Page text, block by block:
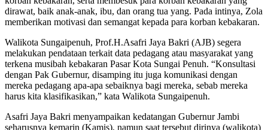
dirawat, baik anak-anak, ibu, dan orang tua yang. Pada intinya, Zola
memberikan motivasi dan semangat kepada para korban kebakaran.
Walikota Sungaipenuh, Prof.H.Asafri Jaya Bakri (AJB) segera
melakukan pendataan terkait data pedagang atau masyarakat yang
terkena musibah kebakaran Pasar Kota Sungai Penuh. “Konsultasi
dengan Pak Gubernur, disamping itu juga komunikasi dengan
mereka pedagang apa-apa sebaiknya bagi mereka, sebab mereka
harus kita klasifikasikan,” kata Walikota Sungaipenuh.
Asafri Jaya Bakri menyampaikan kedatangan Gubernur Jambi
seharusnya kemarin (Kamis), namun saat tersebut dirinya (walikota)